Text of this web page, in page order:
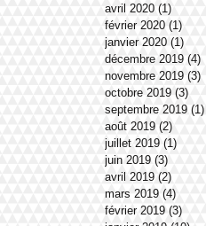
avril 2020 (1)
février 2020 (1)
janvier 2020 (1)
décembre 2019 (4)
novembre 2019 (3)
octobre 2019 (3)
septembre 2019 (1)
août 2019 (2)
juillet 2019 (1)
juin 2019 (3)
avril 2019 (2)
mars 2019 (4)
février 2019 (3)